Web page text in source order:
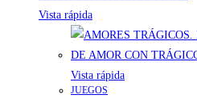
Vista rápida
Vista rápida
JUEGOS